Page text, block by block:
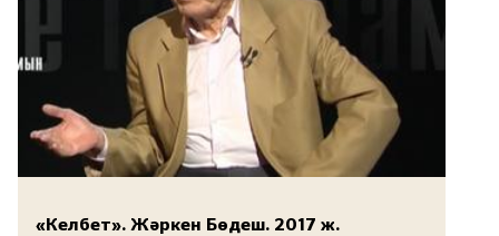
«Келбет». Жәркен Бөдеш. 2017 ж.